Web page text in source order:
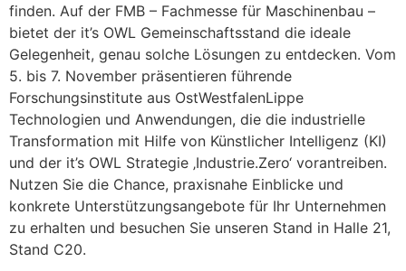
finden. Auf der FMB – Fachmesse für Maschinenbau –
bietet der it’s OWL Gemeinschaftsstand die ideale
Gelegenheit, genau solche Lösungen zu entdecken. Vom
5. bis 7. November präsentieren führende
Forschungsinstitute aus OstWestfalenLippe
Technologien und Anwendungen, die die industrielle
Transformation mit Hilfe von Künstlicher Intelligenz (KI)
und der it’s OWL Strategie ‚Industrie.Zero‘ vorantreiben.
Nutzen Sie die Chance, praxisnahe Einblicke und
konkrete Unterstützungsangebote für Ihr Unternehmen
zu erhalten und besuchen Sie unseren Stand in Halle 21,
Stand C20.